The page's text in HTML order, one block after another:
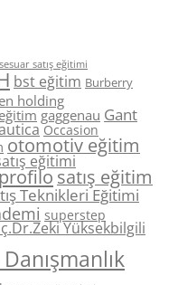
satış eğitimi
bst eğitim Burberry
holding
eğitim gaggenau Gant
Occasion
otomotiv eğitim
eğitimi
profilo satış eğitim
Teknikleri Eğitimi
superstep
Yüksekbilgili